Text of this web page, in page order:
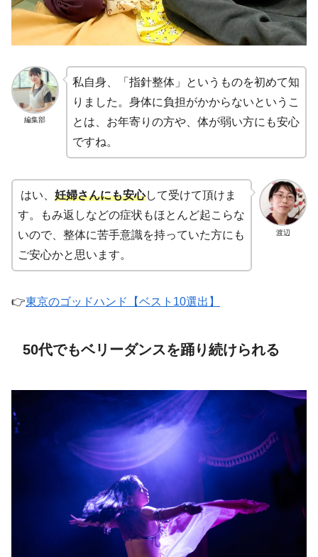
編集部
私自身、「指針整体」というものを初めて知
りました。身体に負担がかからないというこ
とは、お年寄りの方や、体が弱い方にも安心
ですね。
渡辺
はい、 妊婦さんにも安心して受けて頂けま
す。もみ返しなどの症状もほとんど起こらな
いので、整体に苦手意識を持っていた方にも
ご安心かと思います。
👉東京のゴッドハンド【ベスト10選出】
50代でもベリーダンスを踊り続けられる